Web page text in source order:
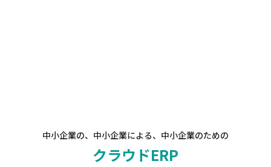
中小企業の、中小企業による、中小企業のための
クラウドERP